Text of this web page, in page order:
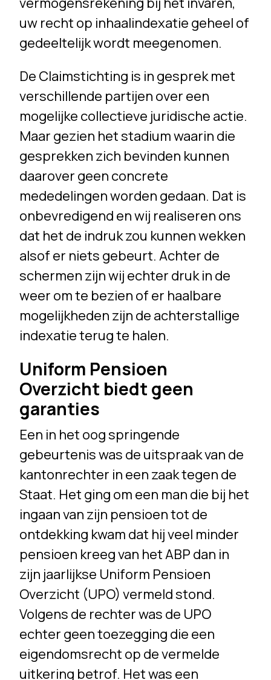
uw recht op inhaalindexatie geheel of
gedeeltelijk wordt meegenomen.
De Claimstichting is in gesprek met
verschillende partijen over een
mogelijke collectieve juridische actie.
Maar gezien het stadium waarin die
gesprekken zich bevinden kunnen
daarover geen concrete
mededelingen worden gedaan. Dat is
onbevredigend en wij realiseren ons
dat het de indruk zou kunnen wekken
alsof er niets gebeurt. Achter de
schermen zijn wij echter druk in de
weer om te bezien of er haalbare
mogelijkheden zijn de achterstallige
indexatie terug te halen.
Uniform Pensioen
Overzicht biedt geen
garanties
Een in het oog springende
gebeurtenis was de uitspraak van de
kantonrechter in een zaak tegen de
Staat. Het ging om een man die bij het
ingaan van zijn pensioen tot de
ontdekking kwam dat hij veel minder
pensioen kreeg van het ABP dan in
zijn jaarlijkse Uniform Pensioen
Overzicht (UPO) vermeld stond.
Volgens de rechter was de UPO
echter geen toezegging die een
eigendomsrecht op de vermelde
uitkering betrof. Het was een